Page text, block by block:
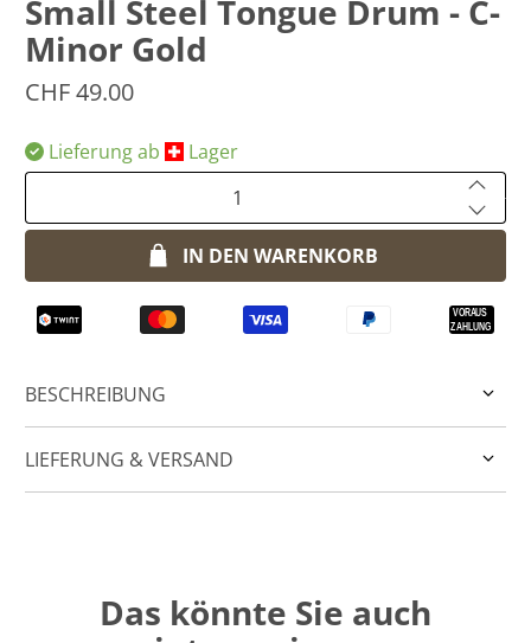
Small Steel Tongue Drum - C-
Minor Gold
CHF 49.00
Lieferung ab
​Lager
IN DEN WARENKORB
BESCHREIBUNG
LIEFERUNG & VERSAND
Das könnte Sie auch